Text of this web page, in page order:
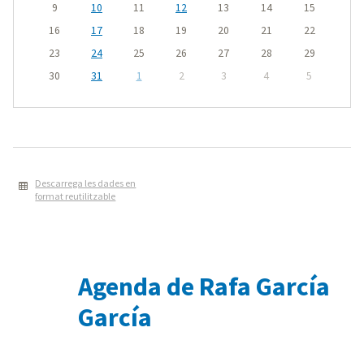
9
10 11 12 13 14
15
16
17 18 19 20 21
22
23
24 25 26 27 28
29
30
31 1 2 3 4 5
Descarrega les dades en
format reutilitzable
Agenda de Rafa García
García